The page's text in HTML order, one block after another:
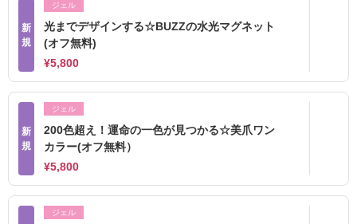
新
規
ジェル
光までデザインする☆BUZZの水光マグネット
(オフ無料)
¥5,800
新
規
ジェル
200色超え！運命の一色が見つかる☆美爪ワン
カラー(オフ無料）
¥5,800
ジェル